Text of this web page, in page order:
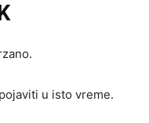
u isto vreme.